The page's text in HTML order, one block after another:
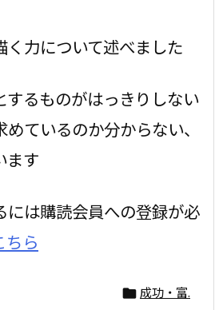
く力について述べました
するものがはっきりしない
ているのか分からない、
ます
には購読会員への登録が必
ちら
 成功・富.